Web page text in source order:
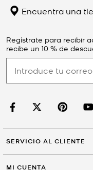
Encuentra una
Regístrate para recibir
recibe un 10 % de
SERVICIO AL CLIENTE
MI CUENTA